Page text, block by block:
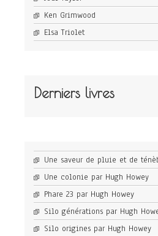
Ken Grimwood
Elsa Triolet
Derniers livres
Une saveur de pluie et de
Une colonie par Hugh Howey
Phare 23 par Hugh Howey
Silo générations par Hugh
Silo origines par Hugh Howey